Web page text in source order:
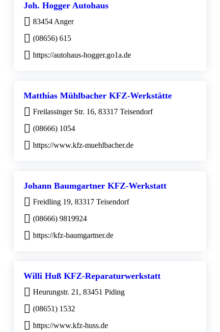
Joh. Hogger Autohaus
83454 Anger
(08656) 615
https://autohaus-hogger.go1a.de
Matthias Mühlbacher KFZ-Werkstätte
Freilassinger Str. 16, 83317 Teisendorf
(08666) 1054
https://www.kfz-muehlbacher.de
Johann Baumgartner KFZ-Werkstatt
Freidling 19, 83317 Teisendorf
(08666) 9819924
https://kfz-baumgartner.de
Willi Huß KFZ-Reparaturwerkstatt
Heurungstr. 21, 83451 Piding
(08651) 1532
https://www.kfz-huss.de